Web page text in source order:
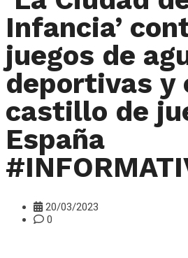
Infancia’
juegos de
deportivas y
castillo de
España
20/03/2023
0